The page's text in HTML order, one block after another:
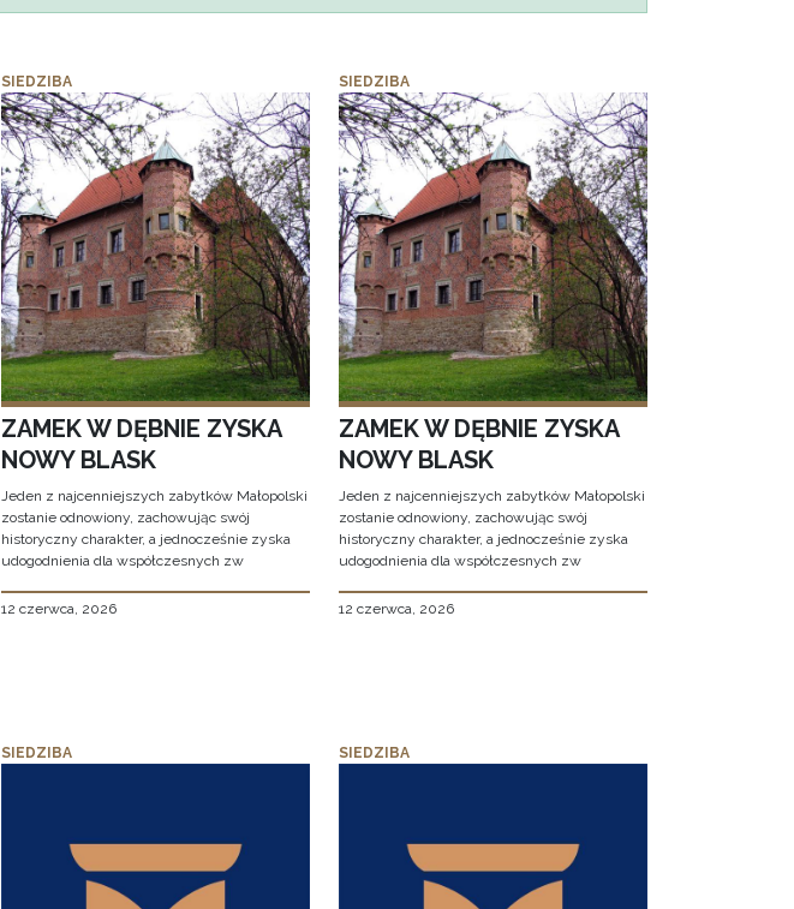
SIEDZIBA
ZAMEK W DĘBNIE ZYSKA
NOWY BLASK
Jeden z najcenniejszych zabytków Małopolski
zostanie odnowiony, zachowując swój
historyczny charakter, a jednocześnie zyska
udogodnienia dla współczesnych zw
12 czerwca, 2026
SIEDZIBA
ZAMEK W DĘBNIE ZYSKA
NOWY BLASK
Jeden z najcenniejszych zabytków Małopolski
zostanie odnowiony, zachowując swój
historyczny charakter, a jednocześnie zyska
udogodnienia dla współczesnych zw
12 czerwca, 2026
SIEDZIBA SIEDZIBA